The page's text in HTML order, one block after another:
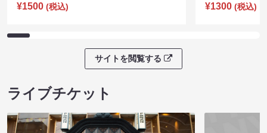
¥1500 (税込)
¥1300 (税込)
サイトを閲覧する
ライブチケット